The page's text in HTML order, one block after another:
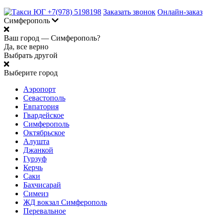
+7(978) 5198198 Заказать звонок Онлайн-заказ
Симферополь
Ваш город — Симферополь?
Да, все верно
Выбрать другой
Выберите город
Аэропорт
Севастополь
Евпатория
Гвардейское
Симферополь
Октябрьское
Алушта
Джанкой
Гурзуф
Керчь
Саки
Бахчисарай
Симеиз
ЖД вокзал Симферополь
Перевальное